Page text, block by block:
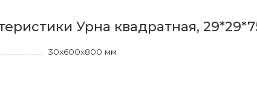
Урна квадратная,
30x600x800 мм